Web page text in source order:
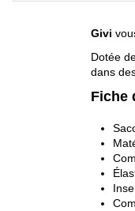
Givi
Dotée
dans
Fiche